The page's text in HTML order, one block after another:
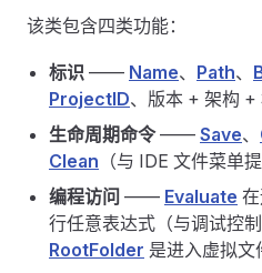
该类包含四类功能：
标识 —— Name、 Path、
ProjectID、版本 + 架构 +
生命周期命令—— Save、
Clean （与 IDE 文件菜单
编程访问 —— Evaluate
行任意表达式（与调试控
RootFolder 是进入虚拟文